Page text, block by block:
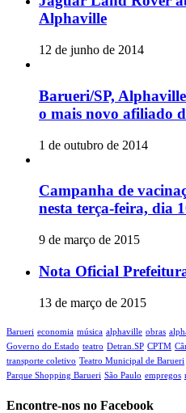
Alphaville
12 de junho de 2014
Barueri/SP,
o mais novo afiliado
1 de outubro de 2014
Campanha de
nesta terça-feira, dia
9 de março de 2015
Nota Oficial
13 de março de 2015
Barueri economia música alphaville obras
Governo do Estado teatro Detran.SP CPTM
transporte coletivo Teatro Municipal de Barueri
Parque Shopping Barueri São Paulo empregos
Encontre-nos no Facebook